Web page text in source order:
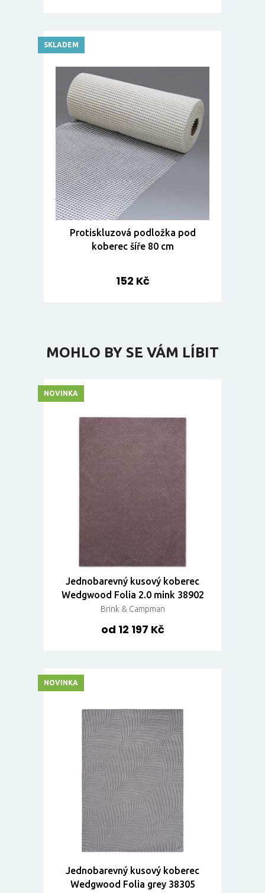
Protiskluzová podložka pod
koberec šíře 80 cm
152 Kč
SKLADEM
MOHLO BY SE VÁM LÍBIT
Jednobarevný kusový koberec
Wedgwood Folia 2.0 mink 38902
Brink & Campman
od 12 197 Kč
NOVINKA
Jednobarevný kusový koberec
Wedgwood Folia grey 38305
NOVINKA